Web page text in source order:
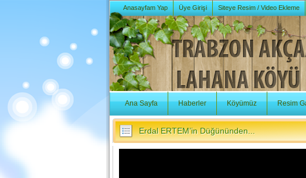
Anasayfam Yap Üye Girişi Siteye Resim / Video Ekleme
Ana Sayfa Haberler Köyümüz Resim
Erdal ERTEM’in Düğününden...